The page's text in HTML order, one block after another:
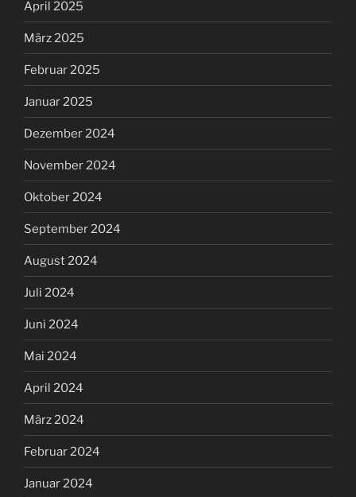
April 2025
März 2025
Februar 2025
Januar 2025
Dezember 2024
November 2024
Oktober 2024
September 2024
August 2024
Juli 2024
Juni 2024
Mai 2024
April 2024
März 2024
Februar 2024
Januar 2024